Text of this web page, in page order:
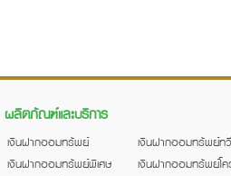
ผลิตภัณฑ์และบริการ
เงินฝากออมทรัพย์
เงินฝากออมทรัพย์ท
เงินฝากออมทรัพย์พิเศษ
เงินฝากออมทรัพย์โ